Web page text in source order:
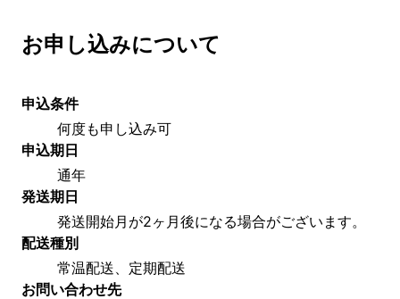
お申し込みについて
申込条件
何度も申し込み可
申込期日
通年
発送期日
発送開始月が2ヶ月後になる場合がございます。
配送種別
常温配送、定期配送
お問い合わせ先